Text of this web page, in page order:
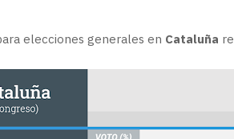
elecciones generales en Cataluña